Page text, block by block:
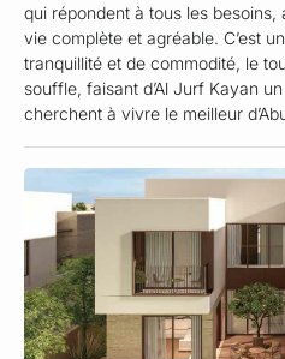
qui répondent à tous les
vie complète et agréable. C’est
tranquillité et de commodité, le
souffle, faisant d’Al Jurf Kayan
cherchent à vivre le meilleur